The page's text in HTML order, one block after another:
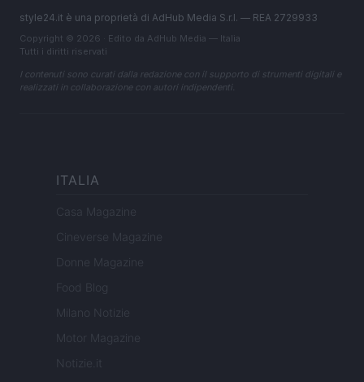
style24.it è una proprietà di AdHub Media S.r.l. — REA 2729933
Copyright © 2026 · Edito da AdHub Media — Italia
Tutti i diritti riservati
I contenuti sono curati dalla redazione con il supporto di strumenti digitali e
realizzati in collaborazione con autori indipendenti.
ITALIA
Casa Magazine
Cineverse Magazine
Donne Magazine
Food Blog
Milano Notizie
Motor Magazine
Notizie.it